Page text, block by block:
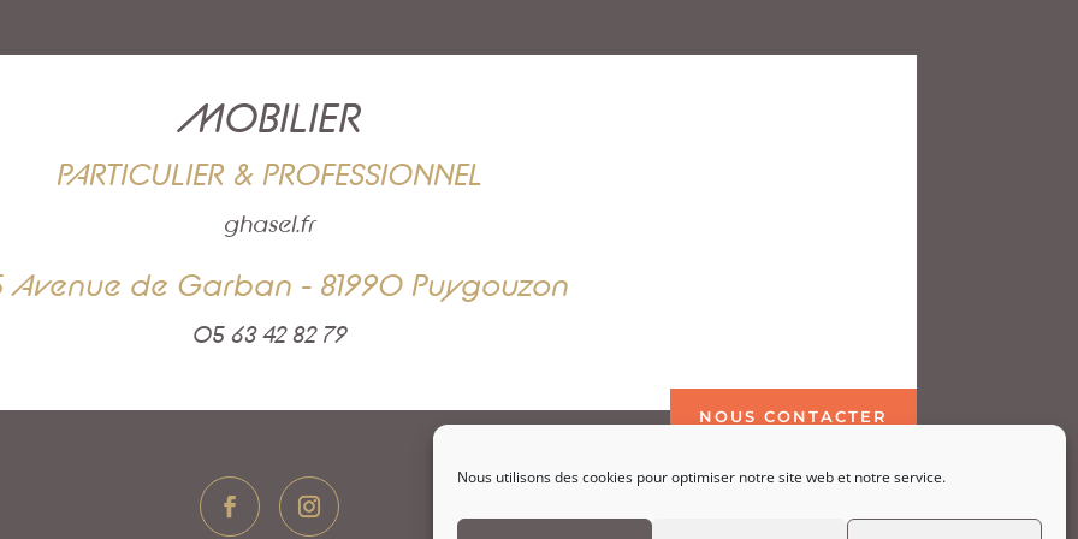
Nous utilisons des cookies pour optimiser notre site web et notre service.
MOBILIER
PARTICULIER & PROFESSIONNEL
ghasel.fr
Avenue de Garban - 81990 Puygouzon
05 63 42 82 79
NOUS CONTACTER